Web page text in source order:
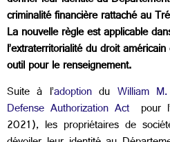
criminalité financière rattaché au
La nouvelle règle est applicable
l’extraterritorialité du droit
outil pour le renseignement.
Suite à l’adoptiondu William
Defense Authorization Actpour
2021), les propriétaires de